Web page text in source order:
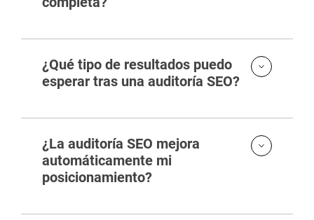
¿Qué tipo de resultados puedo
esperar tras una auditoría SEO?
¿La auditoría SEO mejora
automáticamente mi
posicionamiento?